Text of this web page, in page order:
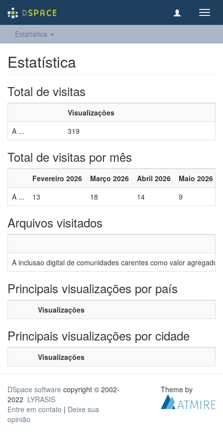
Estatística
Estatística
Total de visitas
Visualizações
A ...
319
Total de visitas por mês
Fevereiro 2026 Março 2026 Abril 2026 Maio 2026
A ...
13 18 14 9
Arquivos visitados
A inclusao digital de comunidades carentes como valor
Principais visualizações por país
Visualizações
Principais visualizações por cidade
Visualizações
DSpace software copyright © 2002-
2022 LYRASIS
Entre em contato | Deixe sua
opinião
Theme by